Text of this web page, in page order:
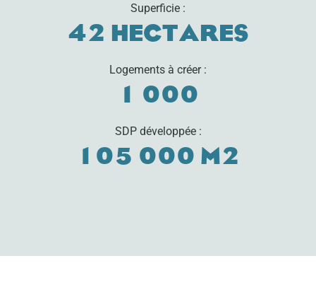
Superficie :
42 hectares
Logements à créer :
1 000
SDP développée :
105 000 m2